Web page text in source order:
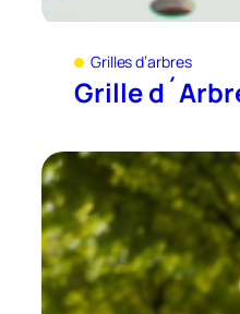
Grilles d’arbres
Grille